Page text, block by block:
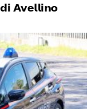
𝗔𝘃𝗲𝗹𝗹𝗶𝗻𝗼